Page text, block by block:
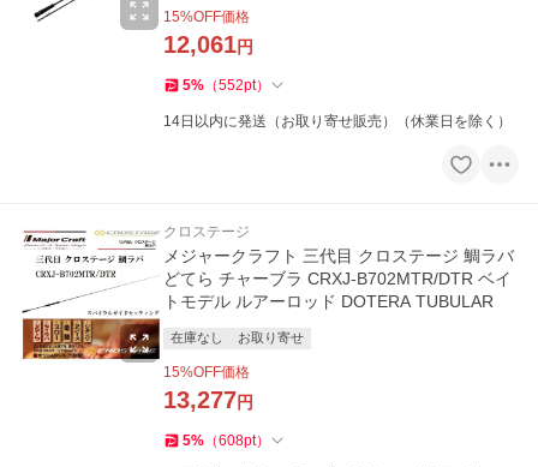
15%OFF価格
12,061円
5% （552pt）
14日以内に発送（お取り寄せ販売）（休業日を除く）
クロステージ
メジャークラフト 三代目 クロステージ 鯛ラバ
どてら チャーブラ CRXJ-B702MTR/DTR ベイ
トモデル ルアーロッド DOTERA TUBULAR
在庫なし お取り寄せ
15%OFF価格
13,277円
5% （608pt）